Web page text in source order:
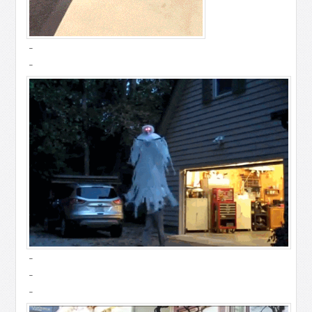
-
-
-
-
-